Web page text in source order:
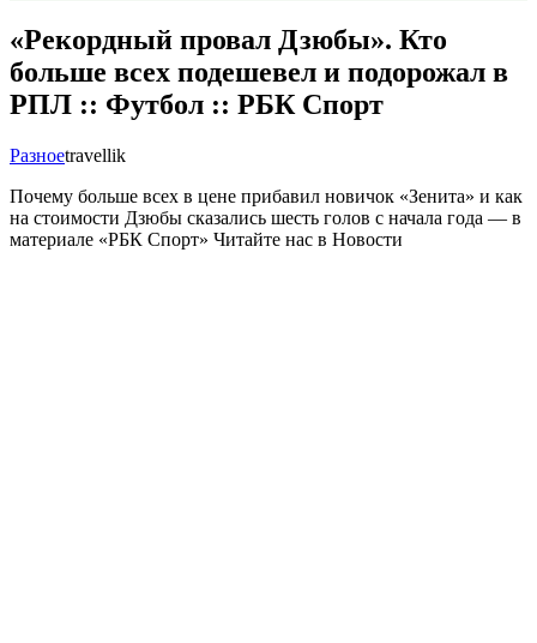
«Рекордный провал Дзюбы». Кто
больше всех подешевел и подорожал в
РПЛ :: Футбол :: РБК Спорт
Разноеtravellik
Почему больше всех в цене прибавил новичок «Зенита» и как
на стоимости Дзюбы сказались шесть голов с начала года — в
материале «РБК Спорт» Читайте нас в Новости